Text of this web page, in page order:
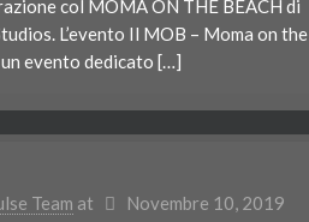
col MOMA ON THE BEACH di
L’evento Il MOB – Moma on the
un evento dedicato […]
Team at Novembre 10, 2019